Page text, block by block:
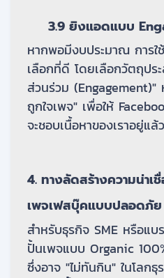
3.9 ยิงแอดแบบ
หากพอมีงบประมาณ การ
เลือกที่ดี โดยเลือกวัตถุปร
ส่วนร่วม (Engagement)"
ถูกใจเพจ" เพื่อให้
จะชอบเนื้อหาของเราอยู่แล้ว
4. ทางลัดสร้างความน่า
เพจเฟสบุ๊คแบบปลอดภัย
สำหรับธุรกิจ SME หรือแ
ปั้นเพจแบบ Organic
ซึ่งอาจ "ไม่ทันกิน" ในโลก